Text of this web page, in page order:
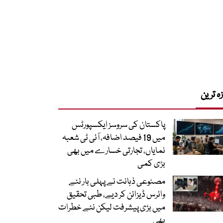
ترین
پاکستان کی سروسز ایکسپورٹس
میں 19 فیصد اضافہ، آئی ٹی شعبہ
نمایاں، تجارتی خسارے میں بھی
بڑی کمی
مصنوعی ذہانت نے پہلی بار نئے
وائرس ڈیزائن کر دیے، طبی تحقیق
میں بڑی پیشرفت لیکن نئے خطرات